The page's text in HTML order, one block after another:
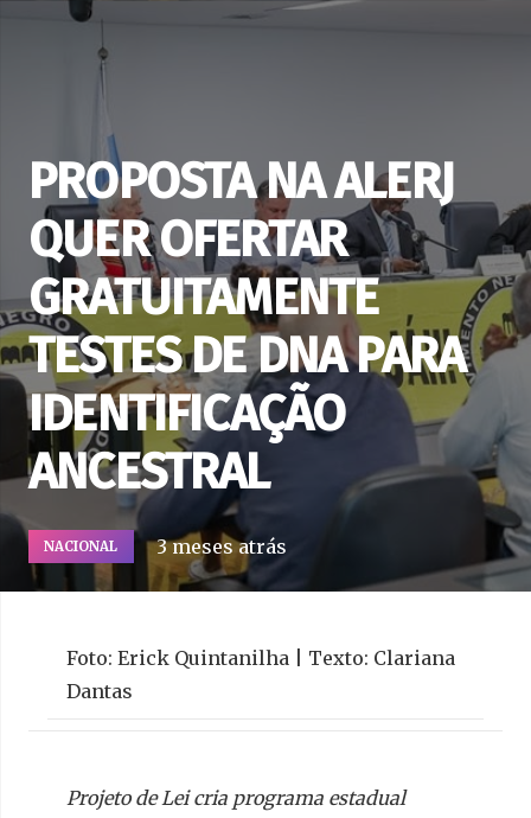
PROPOSTA NA ALERJ
QUER OFERTAR
GRATUITAMENTE
TESTES DE DNA PARA
IDENTIFICAÇÃO
ANCESTRAL
NACIONAL 3 meses atrás
Foto: Erick Quintanilha | Texto: Clariana
Dantas
Projeto de Lei cria programa estadual